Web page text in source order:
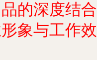
的深度结合
象与工作效